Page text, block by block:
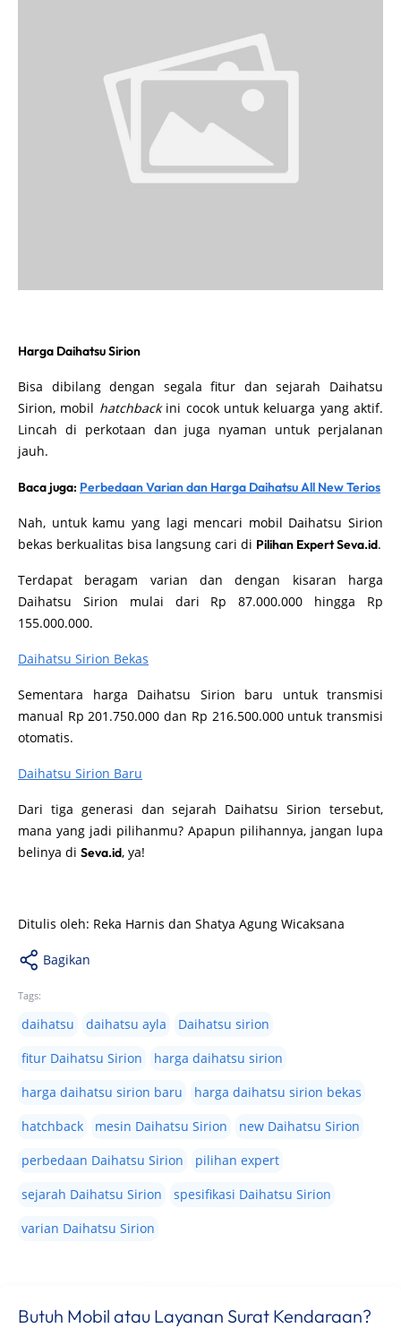
Harga Daihatsu Sirion
Bisa dibilang dengan segala fitur dan sejarah Daihatsu
Sirion, mobil hatchbackini cocok untuk keluarga yang aktif.
Lincah di perkotaan dan juga nyaman untuk perjalanan
jauh.
Baca juga: Perbedaan Varian dan Harga Daihatsu All New Terios
Nah, untuk kamu yang lagi mencari mobil Daihatsu Sirion
bekas berkualitas bisa langsung cari di Pilihan Expert Seva.id.
Terdapat beragam varian dan dengan kisaran harga
Daihatsu Sirion mulai dari Rp 87.000.000 hingga Rp
155.000.000.
Daihatsu Sirion Bekas
Sementara harga Daihatsu Sirion baru untuk transmisi
manual Rp 201.750.000 dan Rp 216.500.000 untuk transmisi
otomatis.
Daihatsu Sirion Baru
Dari tiga generasi dan sejarah Daihatsu Sirion tersebut,
mana yang jadi pilihanmu? Apapun pilihannya, jangan lupa
belinya di Seva.id, ya!
Ditulis oleh: Reka Harnis dan Shatya Agung Wicaksana
Bagikan
Tags:
daihatsu daihatsu ayla
Daihatsu sirion
fitur Daihatsu Sirion
harga daihatsu sirion
harga daihatsu sirion baru
harga daihatsu sirion bekas
hatchback
mesin Daihatsu Sirion
new Daihatsu Sirion
perbedaan Daihatsu Sirion
pilihan expert
sejarah Daihatsu Sirion
spesifikasi Daihatsu Sirion
varian Daihatsu Sirion
Butuh Mobil atau Layanan Surat Kendaraan?